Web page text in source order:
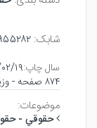
شابک:
سال چاپ:
۸۷۴ صفحه - وزيري (گالينگور) - چاپ ۳
موضوعات:
حقوقي -